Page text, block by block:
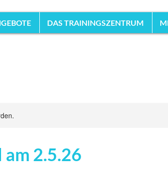
DAS TRAININGSZENTRUM
2.5.26